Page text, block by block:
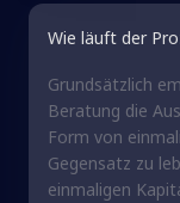
Wie läuft der
Grundsätzlich
Beratung die
Form von
Gegensatz zu
einmaligen